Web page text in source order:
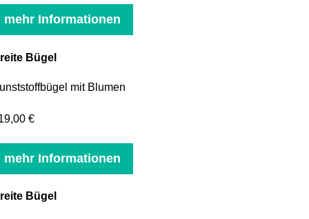
mehr Informationen
Bügel
mit Blumen
€
mehr Informationen
Bügel